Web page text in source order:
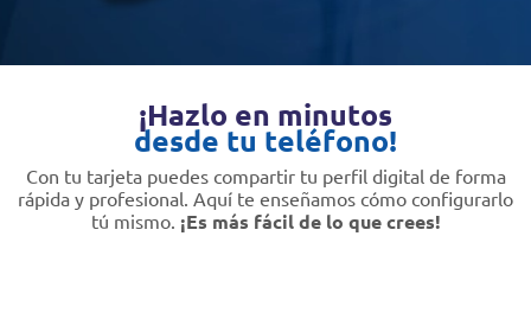
¡Hazlo en minutos
desde tu teléfono!
Con tu tarjeta puedes compartir tu perfil digital de forma
rápida y profesional. Aquí te enseñamos cómo configurarlo
tú mismo. ¡Es más fácil de lo que crees!